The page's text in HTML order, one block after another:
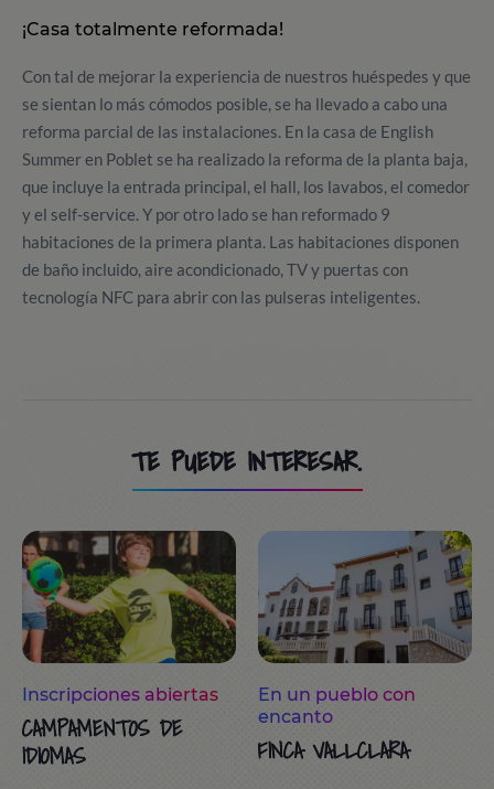
¡Casa totalmente reformada!
Con tal de mejorar la experiencia de nuestros huéspedes y que
se sientan lo más cómodos posible, se ha llevado a cabo una
reforma parcial de las instalaciones. En la casa de English
Summer en Poblet se ha realizado la reforma de la planta baja,
que incluye la entrada principal, el hall, los lavabos, el comedor
y el self-service. Y por otro lado se han reformado 9
habitaciones de la primera planta. Las habitaciones disponen
de baño incluido, aire acondicionado, TV y puertas con
tecnología NFC para abrir con las pulseras inteligentes.
TE PUEDE INTERESAR.
Inscripciones abiertas
CAMPAMENTOS DE
IDIOMAS
En un pueblo con
encanto
FINCA VALLCLARA